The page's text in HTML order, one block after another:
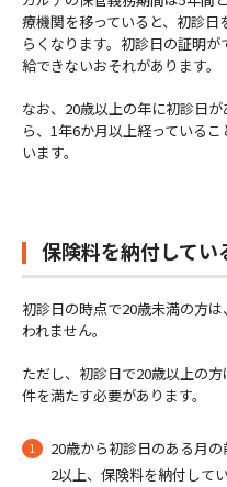
療機関を移っていると、初診
らくなります。初診日の証明
給できないおそれがあります。
なお、 20歳以上の年に初診日
ら、1年6か月以上経っている
います。
保険料を納付してい
初診日の時点で20歳未満の方
われません。
ただし、初診日で20歳以上の
件を満たす必要があります。
20歳から初診日のある月
2以上、保険料を納付して